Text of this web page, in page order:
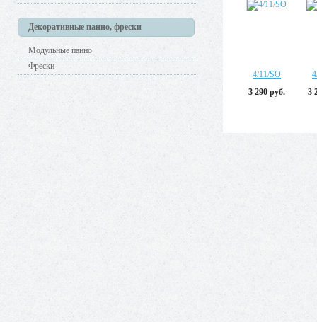
Декоративные панно, фрески
Модульные панно
Фрески
4/11/SO
3 290 руб.
3